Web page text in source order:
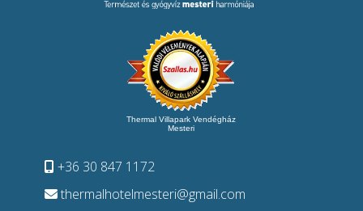
Thermal Villapark Vendégház
Mesteri
+36 30 847 1172
thermalhotelmesteri@gmail.com